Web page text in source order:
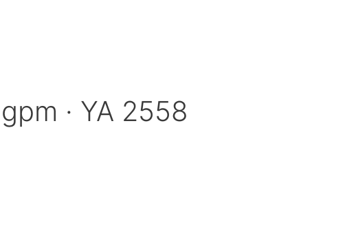
· YA 2558